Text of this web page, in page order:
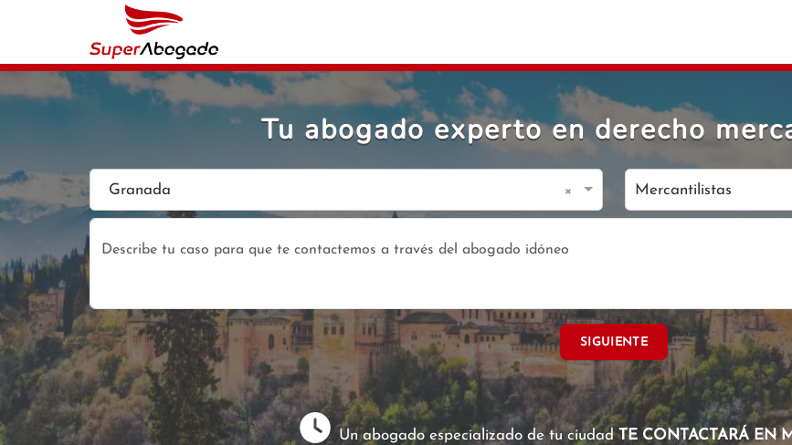
Tu abogado experto en derecho
Granada × Mercantilistas
SIGUIENTE
Un abogado especializado de tu ciudadTE CONTACTARÁ EN